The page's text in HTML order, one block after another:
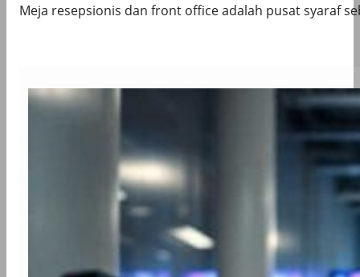
Meja resepsionis dan front office adalah pusat syaraf